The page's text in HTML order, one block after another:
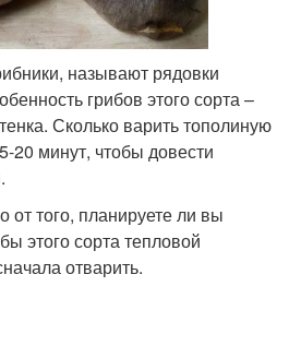
называют рядовки
грибов этого сорта –
Сколько варить тополиную
20 минут, чтобы довести
от того, планируете ли вы
этого сорта тепловой
отварить.